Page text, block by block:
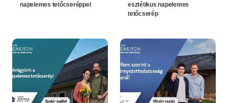
napelemes tetőcseréppel
esztétikus napelemes
tetőcserép